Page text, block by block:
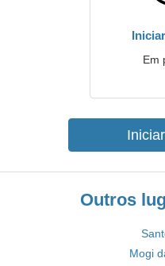
Em
Outros
Mogi